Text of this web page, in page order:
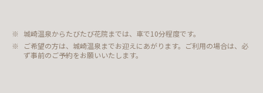
城崎温泉からたびたび花院までは、車で10分程度です。
ご希望の方は、城崎温泉までお迎えにあがります。ご利用の場合は、必
ず事前のご予約をお願いいたします。